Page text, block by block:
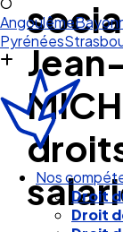
Angoulême
Pyrénées
Nos
Droit
Droit